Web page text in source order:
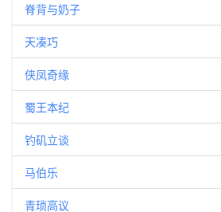
脊背与奶子
天凑巧
侠凤奇缘
蜀王本纪
钓矶立谈
马伯乐
青琐高议